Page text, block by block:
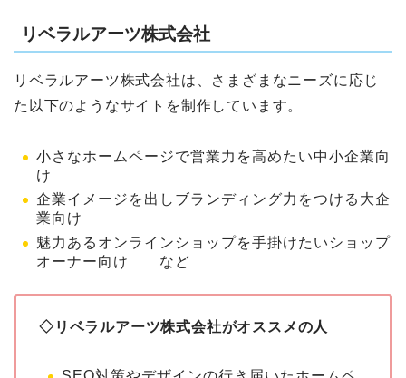
リベラルアーツ株式会社
リベラルアーツ株式会社は、さまざまなニーズに応じ
た以下のようなサイトを制作しています。
小さなホームページで営業力を高めたい中小企業向
け
企業イメージを出しブランディング力をつける大企
業向け
魅力あるオンラインショップを手掛けたいショップ
オーナー向け など
◇リベラルアーツ株式会社がオススメの人